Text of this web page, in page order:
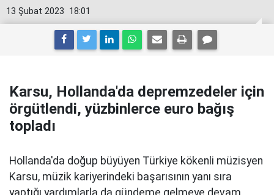
18:01
13 Şubat 2023
Karsu, Hollanda'da depremzedeler için
örgütlendi, yüzbinlerce euro bağış
topladı
Hollanda'da doğup büyüyen Türkiye kökenli müzisyen
Karsu, müzik kariyerindeki başarısının yanı sıra
yaptığı yardımlarla da gündeme gelmeye devam